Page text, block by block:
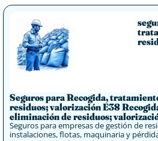
Seguros para Recogida,
residuos; valorización E38
eliminación de residuos;
Seguros para empresas de gestión de
instalaciones, flotas, maquinaria y